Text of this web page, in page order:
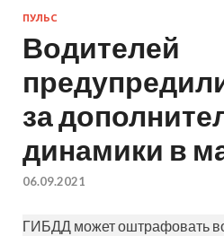
ПУЛЬС
Водителей
за
динамики в
06.09.2021
ГИБДД может оштрафовать